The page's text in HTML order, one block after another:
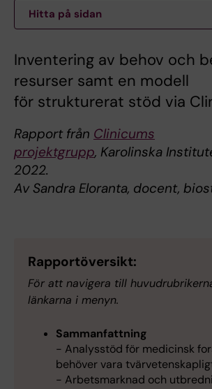
Hitta på sidan
Inventering av behov och
resurser samt en modell
för strukturerat stöd via
Rapport från Clinicums
projektgrupp, Karolinska
2022.
Av Sandra Eloranta, docent,
Rapportöversikt:
För att navigera till
länkarna i menyn.
Sammanfattning
- Analysstöd för medicinsk
behöver vara
- Arbetsmarknad och